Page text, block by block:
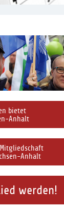
Anhalt
bietet
Anhalt
werden!